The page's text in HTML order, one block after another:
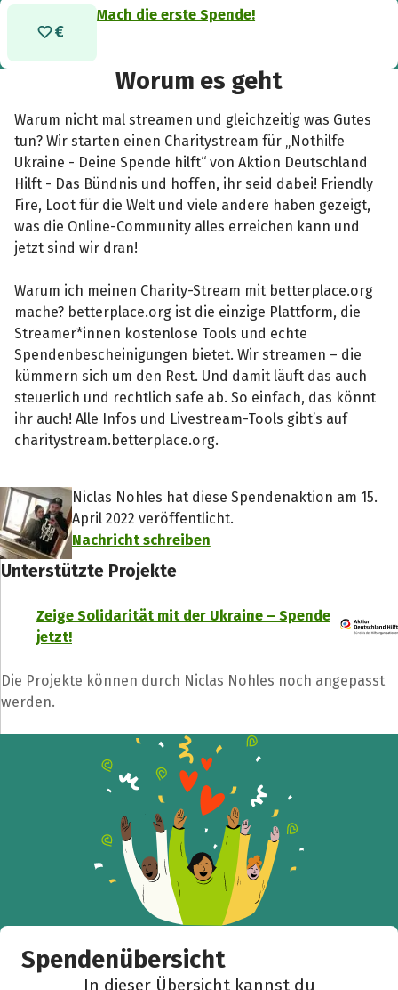
Mach die erste Spende!
Worum es geht
Warum nicht mal streamen und gleichzeitig was Gutes
tun? Wir starten einen Charitystream für „Nothilfe
Ukraine - Deine Spende hilft“ von Aktion Deutschland
Hilft - Das Bündnis und hoffen, ihr seid dabei! Friendly
Fire, Loot für die Welt und viele andere haben gezeigt,
was die Online-Community alles erreichen kann und
jetzt sind wir dran!
Warum ich meinen Charity-Stream mit betterplace.org
mache? betterplace.org ist die einzige Plattform, die
Streamer*innen kostenlose Tools und echte
Spendenbescheinigungen bietet. Wir streamen – die
kümmern sich um den Rest. Und damit läuft das auch
steuerlich und rechtlich safe ab. So einfach, das könnt
ihr auch! Alle Infos und Livestream-Tools gibt’s auf
charitystream.betterplace.org.
Niclas Nohles hat diese Spendenaktion am 15.
April 2022 veröffentlicht.
Nachricht schreiben
Unterstützte Projekte
Zeige Solidarität mit der Ukraine – Spende
jetzt!
Die Projekte können durch Niclas Nohles noch angepasst
werden.
Spendenübersicht
In dieser Übersicht kannst du
Facebook WhatsApp